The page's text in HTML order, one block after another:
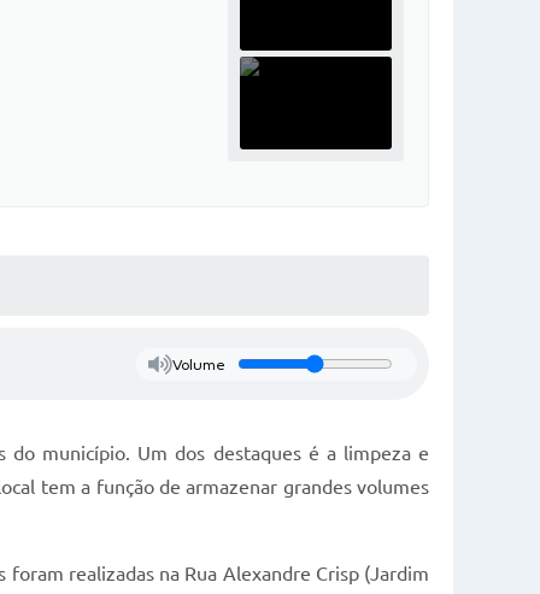
Volume
do município. Um dos destaques é a limpeza e
tem a função de armazenar grandes volumes
realizadas na Rua Alexandre Crisp (Jardim